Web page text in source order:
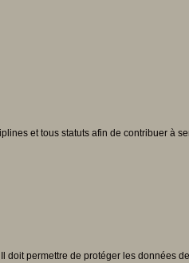
et tous statuts afin de contribuer à
permettre de protéger les données